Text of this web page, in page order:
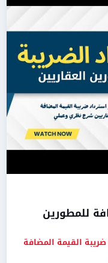
للمطورين
القيمة المضافة